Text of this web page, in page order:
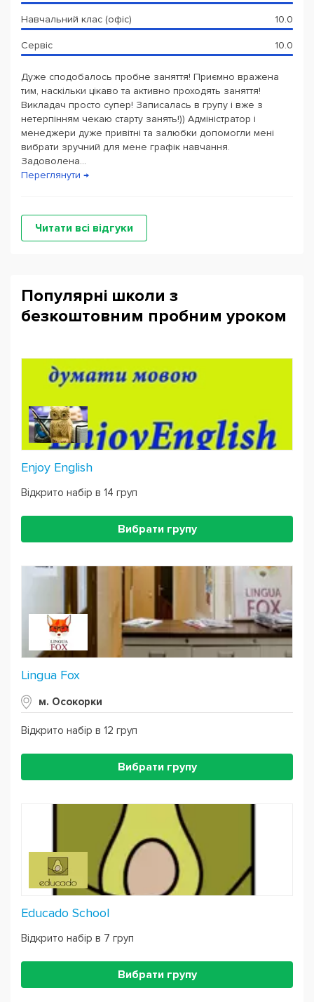
ознайомитись на нашому сайтіwww.english-
today.com.ua
Старти всіх рівнів! Поспішайте записатися!
Навчальний клас (офіс) 10.0
Сервіс 10.0
Дуже сподобалось пробне заняття! Приємно вражена
тим, наскільки цікаво та активно проходять заняття!
Викладач просто супер! Записалась в групу і вже з
нетерпінням чекаю старту занять!)) Адміністратор і
менеджери дуже привітні та залюбки допомогли мені
вибрати зручний для мене графік навчання.
Задоволена...
Переглянути →
Читати всі відгуки
Популярні школи з
безкоштовним пробним уроком
Enjoy English
Відкрито набір в 14 груп
Вибрати групу
Lingua Fox
м. Осокорки
Відкрито набір в 12 груп
Вибрати групу
Educado School
Відкрито набір в 7 груп
Вибрати групу